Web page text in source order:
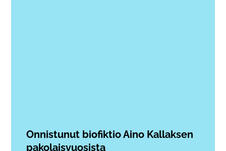
Onnistunut biofiktio Aino Kallaksen
pakolaisvuosista